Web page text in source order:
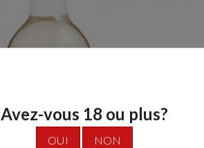
Avez-vous 18 ou plus?
OUI NON